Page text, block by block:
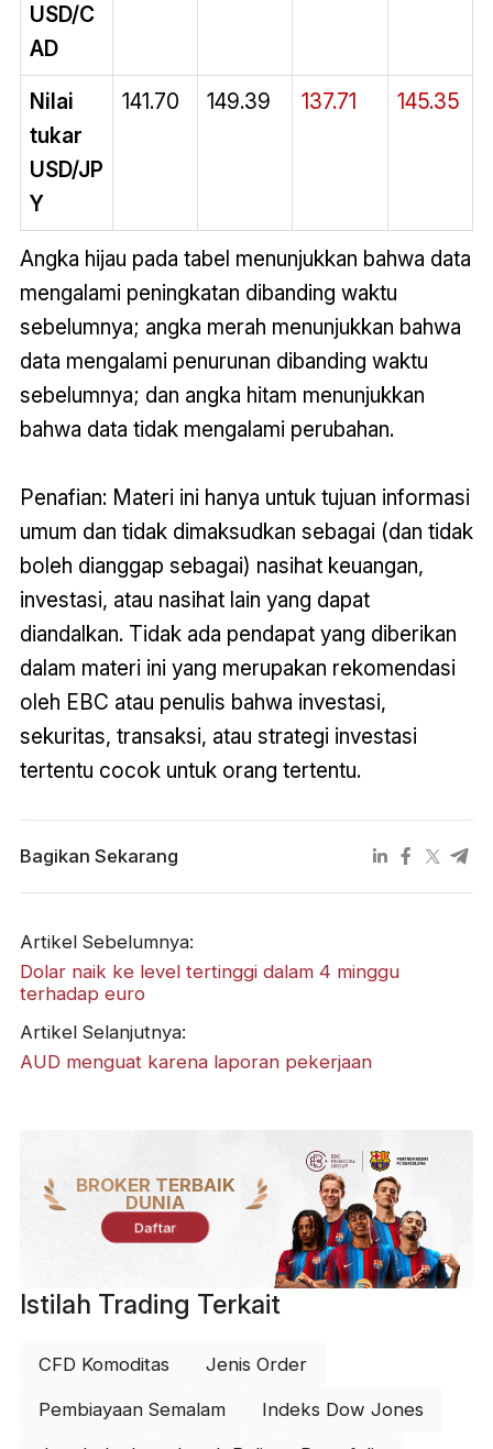
USD/C
AD
Nilai
tukar
USD/JP
Y
141.70 149.39 137.71 145.35
Angka hijau pada tabel menunjukkan bahwa data
mengalami peningkatan dibanding waktu
sebelumnya; angka merah menunjukkan bahwa
data mengalami penurunan dibanding waktu
sebelumnya; dan angka hitam menunjukkan
bahwa data tidak mengalami perubahan.
Penafian: Materi ini hanya untuk tujuan informasi
umum dan tidak dimaksudkan sebagai (dan tidak
boleh dianggap sebagai) nasihat keuangan,
investasi, atau nasihat lain yang dapat
diandalkan. Tidak ada pendapat yang diberikan
dalam materi ini yang merupakan rekomendasi
oleh EBC atau penulis bahwa investasi,
sekuritas, transaksi, atau strategi investasi
tertentu cocok untuk orang tertentu.
Bagikan Sekarang
Artikel Sebelumnya:
Dolar naik ke level tertinggi dalam 4 minggu
terhadap euro
Artikel Selanjutnya:
AUD menguat karena laporan pekerjaan
BROKER TERBAIK
DUNIA
Daftar
Istilah Trading Terkait
CFD Komoditas Jenis Order
Pembiayaan Semalam Indeks Dow Jones